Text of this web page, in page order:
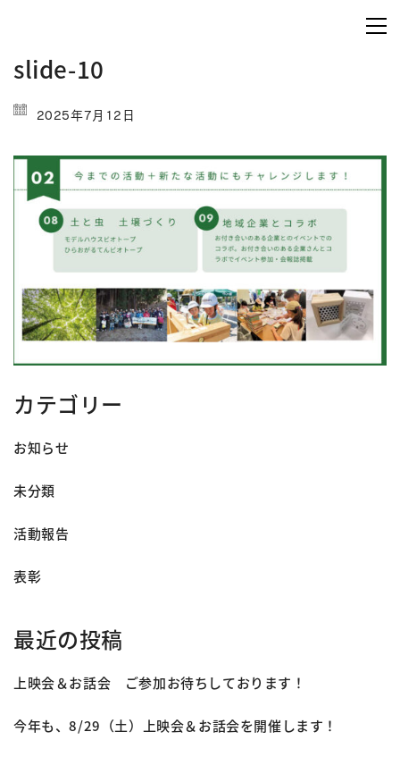
slide-10
2025年7月12日
カテゴリー
お知らせ
未分類
活動報告
表彰
最近の投稿
上映会＆お話会 ご参加お待ちしております！
今年も、8/29（土）上映会＆お話会を開催します！